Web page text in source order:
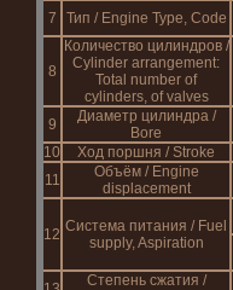
7 Тип / Engine Type, Code
8
Количество цилиндров /
Cylinder arrangement:
Total number of
cylinders, of valves
9
Диаметр цилиндра /
Bore
10
Ход поршня / Stroke
11
Объём / Engine
displacement
12 Система питания / Fuel
supply, Aspiration
Степень сжатия /